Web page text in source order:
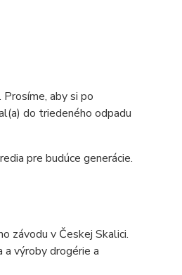
Prosíme, aby si po
do triedeného odpadu
pre budúce generácie.
závodu v Českej Skalici.
výroby drogérie a